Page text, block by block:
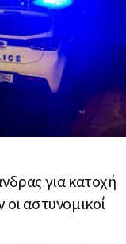
για κατοχή
αστυνομικοί